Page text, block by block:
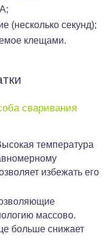
(несколько секунд);
клещами.
сваривания
температура
избежать его
массово.
больше снижает